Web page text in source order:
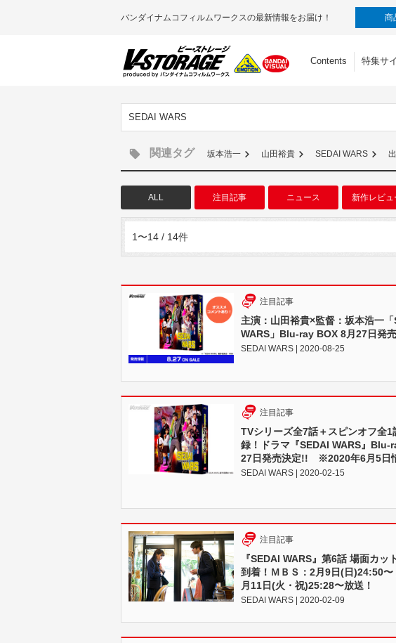
バンダイナムコフィルムワークスの最新情報をお届け！ 商
Contents 特集サ
SEDAI WARS
関連タグ 坂本浩一 山田裕貴 SEDAI WARS
ALL 注目記事 ニュース 新作レビュ
1〜14 / 14件
注目記事
主演：山田裕貴×監督：坂本浩一「
WARS」Blu-ray BOX 8月27日発売
SEDAI WARS | 2020-08-25
注目記事
TVシリーズ全7話＋スピンオフ全1
録！ドラマ『SEDAI WARS』Blu-
27日発売決定!! ※2020年6月5日
SEDAI WARS | 2020-02-15
注目記事
『SEDAI WARS』第6話 場面カッ
到着！ＭＢＳ：2月9日(日)24:50〜
月11日(火・祝)25:28〜放送！
SEDAI WARS | 2020-02-09